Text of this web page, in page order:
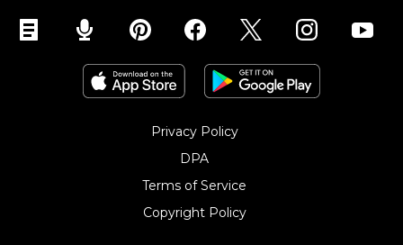
Privacy Policy
DPA
Terms of Service
Copyright Policy‎